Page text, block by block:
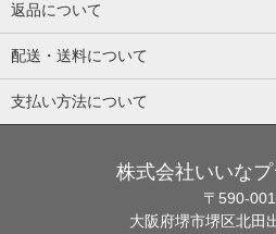
返品について
配送・送料について
支払い方法について
株式会社いいな
〒590-
大阪府堺市堺区北田